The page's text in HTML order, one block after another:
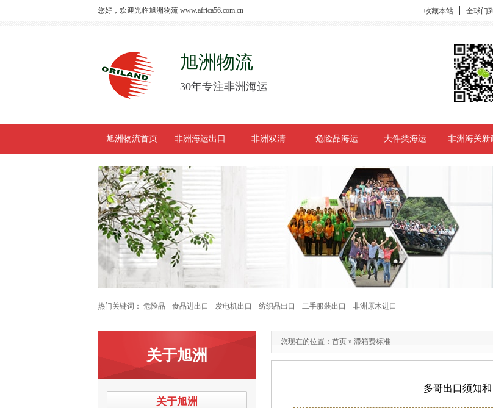
您好，欢迎光临旭洲物流 www.africa56.com.cn 收藏本站 全球门
旭洲物流
30年专注非洲海运
旭洲物流首页 非洲海运出口 非洲双清 危险品海运 大件类海运 非洲海关新
热门关键词： 危险品 食品进出口 发电机出口 纺织品出口 二手服装出口 非洲原木进口
关于旭洲
关于旭洲
您现在的位置： 首页 » 滞箱费标准
多哥出口须知